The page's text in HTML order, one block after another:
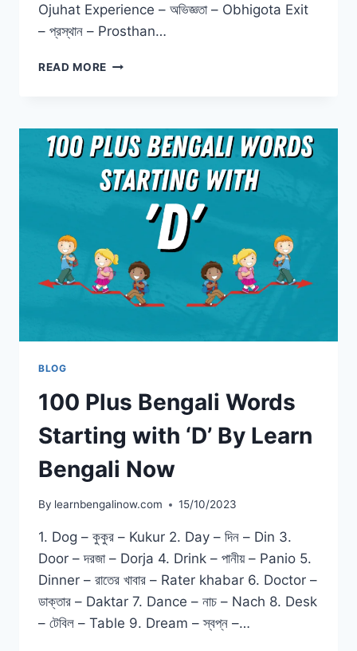
Ojuhat Experience – অভিজ্ঞতা – Obhigota Exit
– প্রস্থান – Prosthan…
READ MORE
BLOG
100 Plus Bengali Words
Starting with ‘D’ By Learn
Bengali Now
By learnbengalinow.com 15/10/2023
1. Dog – কুকুর – Kukur 2. Day – দিন – Din 3.
Door – দরজা – Dorja 4. Drink – পানীয় – Panio 5.
Dinner – রাতের খাবার – Rater khabar 6. Doctor –
ডাক্তার – Daktar 7. Dance – নাচ – Nach 8. Desk
– টেবিল – Table 9. Dream – স্বপ্ন –…